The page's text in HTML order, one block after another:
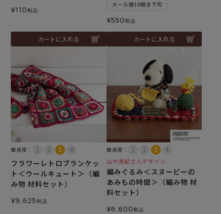
¥110税込
カートに入れる
メール便10個まで可
¥550税込
カートに入れる
難易度：
フラワーレトロブランケッ
ト＜ウールキュート＞（編
み物 材料セット）
¥9,625税込
難易度：
山中真紀さんデザイン
編みぐるみ＜スヌーピーの
あみもの時間＞（編み物 材
料セット）
¥6,600税込